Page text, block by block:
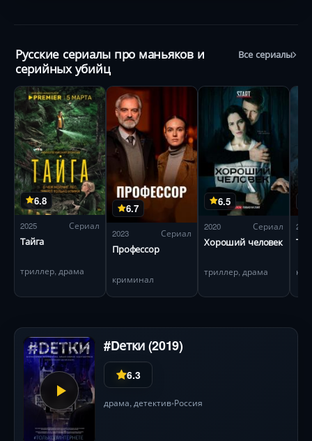
Русские сериалы про маньяков и
серийных убийц
Все сериалы
6.8
2025 Сериал
Тайга
триллер, драма
6.7
2023 Сериал
Профессор
криминал
6.5
2020 Сериал
Хороший человек
триллер, драма
2018
#Dетки (2019)
6.3
драма,детектив•Россия